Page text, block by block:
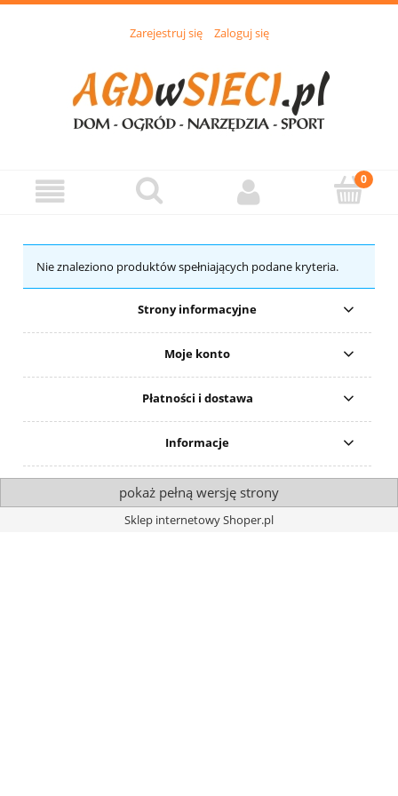
Zarejestruj się Zaloguj się
Nie znaleziono produktów spełniających podane kryteria.
Strony informacyjne
Moje konto
Płatności i dostawa
Informacje
pokaż pełną wersję strony
Sklep internetowy Shoper.pl